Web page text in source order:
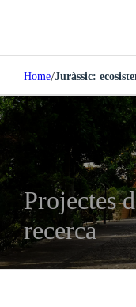
Home/Juràssic:
Projectes
recerca